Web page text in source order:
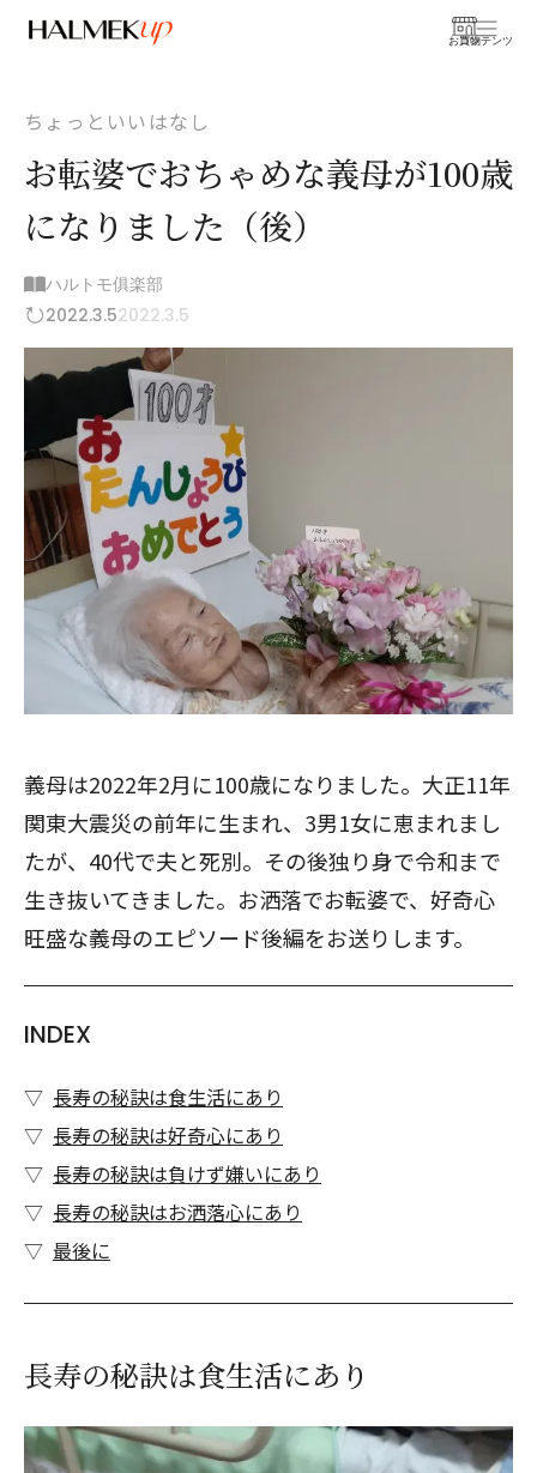
お買物
コンテンツ
ちょっといいはなし
お転婆でおちゃめな義母が100歳
になりました（後）
ハルトモ俱楽部
2022.3.52022.3.5
義母は2022年2月に100歳になりました。大正11年
関東大震災の前年に生まれ、3男1女に恵まれまし
たが、40代で夫と死別。その後独り身で令和まで
生き抜いてきました。お洒落でお転婆で、好奇心
旺盛な義母のエピソード後編をお送りします。
INDEX
長寿の秘訣は食生活にあり
長寿の秘訣は好奇心にあり
長寿の秘訣は負けず嫌いにあり
長寿の秘訣はお洒落心にあり
最後に
長寿の秘訣は食生活にあり